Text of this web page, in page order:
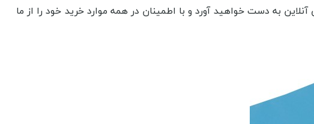
آنلاین به دست خواهید آورد و با اطمینان در همه موارد خرید خود را از ما